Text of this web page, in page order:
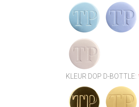
KLEUR DOP D-BOTTLE: